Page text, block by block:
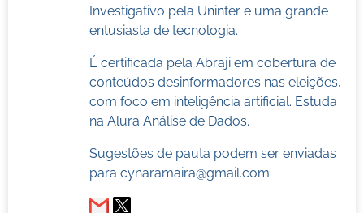
Investigativo pela Uninter e uma grande
entusiasta de tecnologia.
É certificada pela Abraji em cobertura de
conteúdos desinformadores nas eleições,
com foco em inteligência artificial. Estuda
na Alura Análise de Dados.
Sugestões de pauta podem ser enviadas
para cynaramaira@gmail.com.